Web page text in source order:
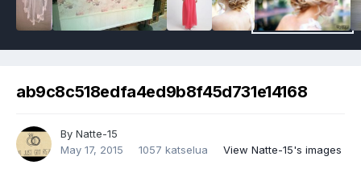
ab9c8c518edfa4ed9b8f45d731e14168
By Natte-15
May 17, 2015
1057 katselua View Natte-15's images